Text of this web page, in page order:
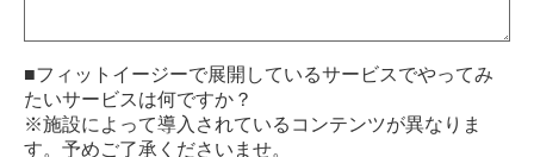
■フィットイージーで展開しているサービスでやってみ
たいサービスは何ですか？
※施設によって導入されているコンテンツが異なりま
す。予めご了承くださいませ。